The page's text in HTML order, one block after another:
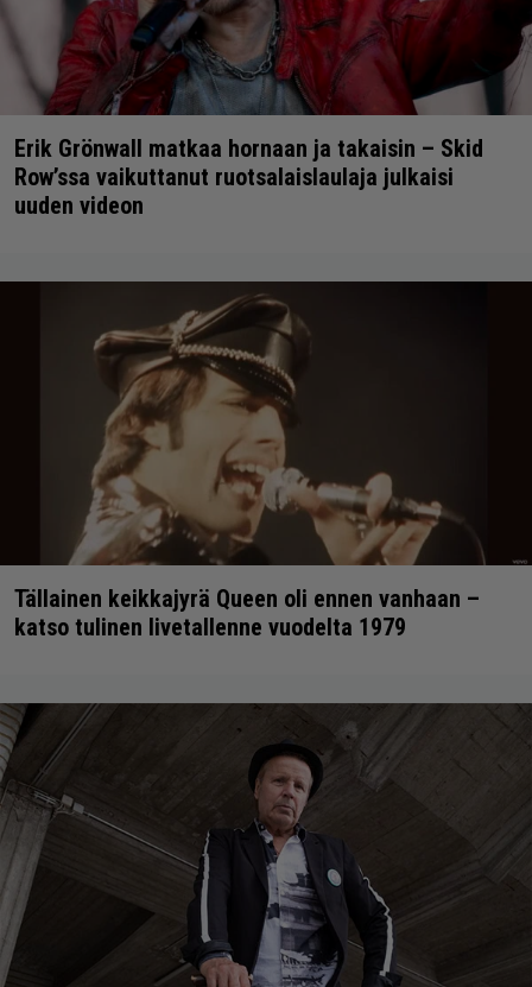
Erik Grönwall matkaa hornaan ja takaisin – Skid
Row’ssa vaikuttanut ruotsalaislaulaja julkaisi
uuden videon
Tällainen keikkajyrä Queen oli ennen vanhaan –
katso tulinen livetallenne vuodelta 1979